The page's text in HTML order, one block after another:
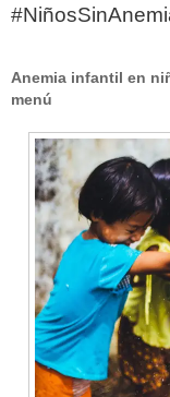
Anemia infantil en
menú